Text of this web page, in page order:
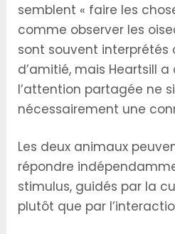
semblent « faire les
comme observer les
sont souvent interprétés
d’amitié, mais Heartsill
l’attention partagée ne
nécessairement une
Les deux animaux
répondre
stimulus, guidés par la
plutôt que par